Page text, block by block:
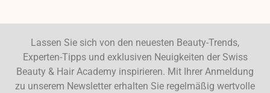
Lassen Sie sich von den neuesten Beauty-Trends,
Experten-Tipps und exklusiven Neuigkeiten der Swiss
Beauty & Hair Academy inspirieren. Mit Ihrer Anmeldung
zu unserem Newsletter erhalten Sie regelmäßig wertvolle